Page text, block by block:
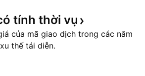
tính thời vụ
của mã giao dịch trong các năm
thế tái diễn.